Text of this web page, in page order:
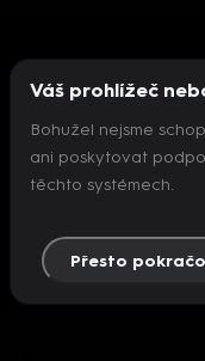
Váš prohlížeč
Bohužel nejsme
ani poskytovat
těchto systémech.
Přesto